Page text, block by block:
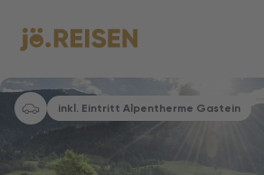
inkl. Eintritt Alpentherme Gastein